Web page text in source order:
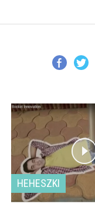
HEHESZKI